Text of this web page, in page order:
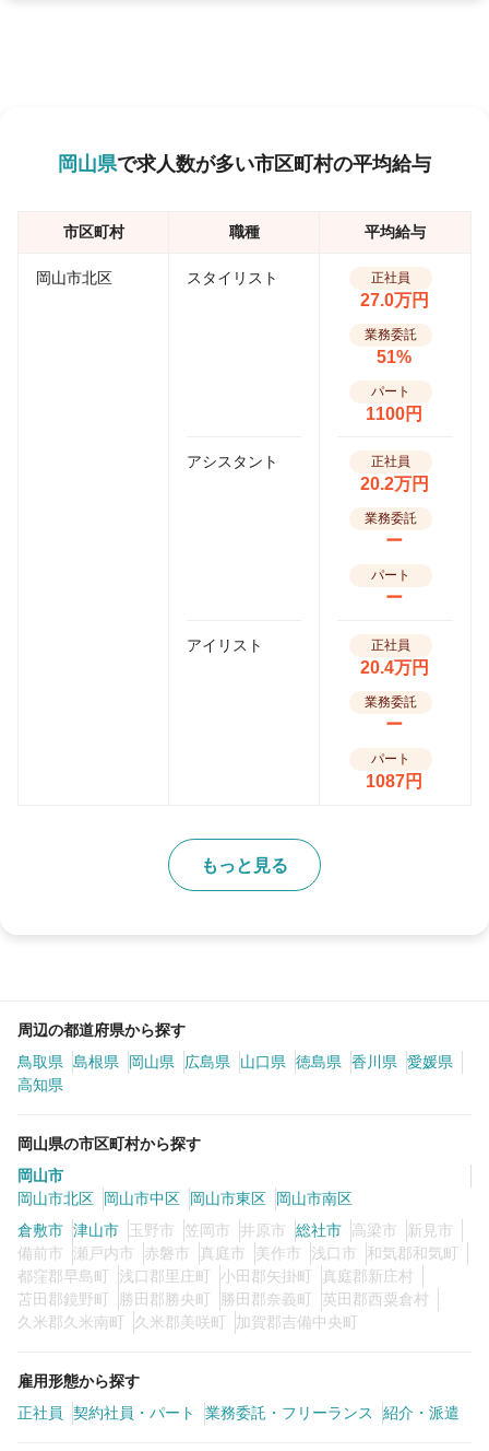
岡山県で求人数が多い市区町村の平均給与
市区町村 職種 平均給与
岡山市北区 スタイリスト 正社員
27.0万円
業務委託
51%
パート
1100円
アシスタント 正社員
20.2万円
業務委託
ー
パート
ー
アイリスト 正社員
20.4万円
業務委託
ー
パート
1087円
もっと見る
周辺の都道府県から探す
鳥取県
島根県 岡山県 広島県 山口県 徳島県 香川県
愛媛県
高知県
岡山県の市区町村から探す
岡山市
岡山市北区
岡山市中区 岡山市東区
岡山市南区
倉敷市 津山市 玉野市 笠岡市 井原市 総社市 高梁市
新見市
備前市
瀬戸内市 赤磐市 真庭市 美作市 浅口市
和気郡和気町
都窪郡早島町
浅口郡里庄町 小田郡矢掛町
真庭郡新庄村
苫田郡鏡野町
勝田郡勝央町 勝田郡奈義町
英田郡西粟倉村
久米郡久米南町
久米郡美咲町 加賀郡吉備中央町
雇用形態から探す
正社員
契約社員・パート 業務委託・フリーランス 紹介・派遣